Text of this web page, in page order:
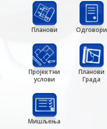
Планови Одговори
Пројектни
услови
Планови
Града
Мишљења